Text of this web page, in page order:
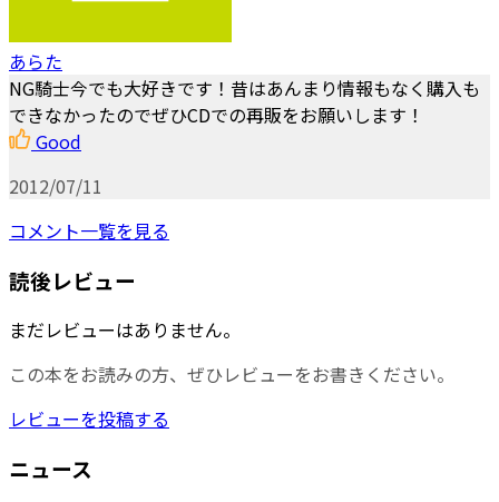
あらた
NG騎士今でも大好きです！昔はあんまり情報もなく購入も
できなかったのでぜひCDでの再販をお願いします！
Good
2012/07/11
コメント一覧を見る
読後レビュー
まだレビューはありません。
この本をお読みの方、ぜひレビューをお書きください。
レビューを投稿する
ニュース